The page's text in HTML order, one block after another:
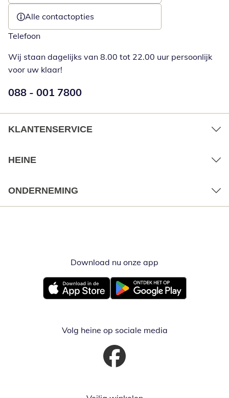
Alle contactopties
Telefoon
Wij staan dagelijks van 8.00 tot 22.00 uur persoonlijk
voor uw klaar!
Telefoonnummer:
088 - 001 7800
KLANTENSERVICE
HEINE
ONDERNEMING
Download nu onze app
Opent in nieuw vensterOpent in nieuw venster
Volg heine op sociale media
Opent in nieuw venster